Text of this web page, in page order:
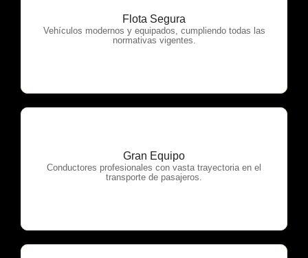
Flota Segura
Vehículos modernos y equipados, cumpliendo todas las
normativas vigentes.
OTP Servicios
Gran Equipo
Conductores profesionales con vasta trayectoria en el
transporte de pasajeros.
OTP Servicios